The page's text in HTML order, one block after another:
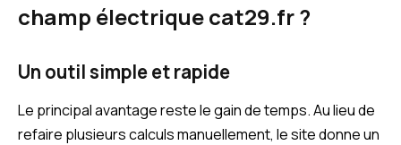
champ électrique cat29.fr ?
Un outil simple et rapide
Le principal avantage reste le gain de temps. Au lieu de
refaire plusieurs calculs manuellement, le site donne un